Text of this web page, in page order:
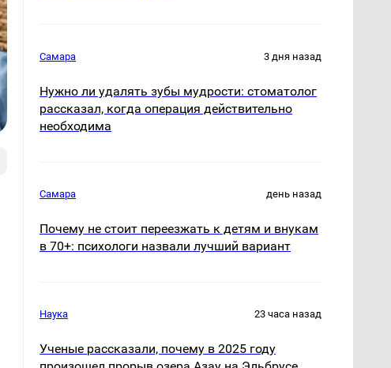
Самара 3 дня назад
Нужно ли удалять зубы мудрости: стоматолог
рассказал, когда операция действительно
необходима
Самара день назад
Почему не стоит переезжать к детям и внукам
в 70+: психологи назвали лучший вариант
Наука 23 часа назад
Ученые рассказали, почему в 2025 году